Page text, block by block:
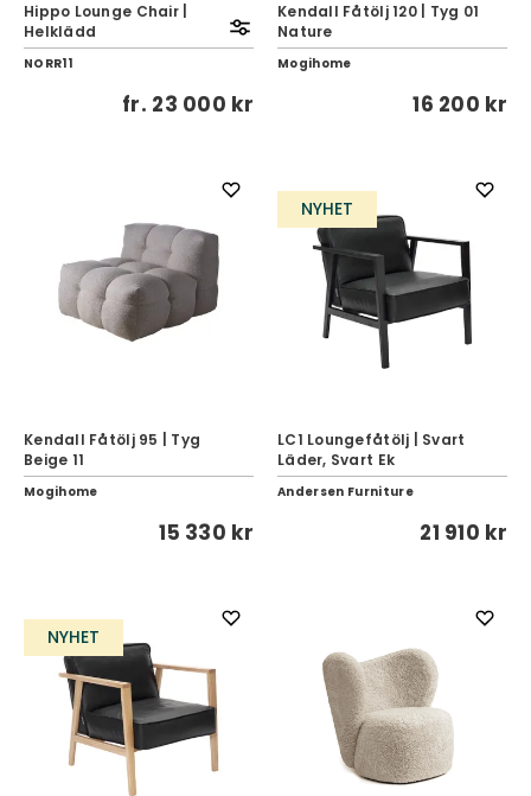
Hippo Lounge Chair |
Helklädd
NORR11
fr. 23 000 kr
Kendall Fåtölj 120 | Tyg 01
Nature
Mogihome
16 200 kr
Kendall Fåtölj 95 | Tyg
Beige 11
Mogihome
15 330 kr
NYHET
LC1 Loungefåtölj | Svart
Läder, Svart Ek
Andersen Furniture
21 910 kr
NYHET